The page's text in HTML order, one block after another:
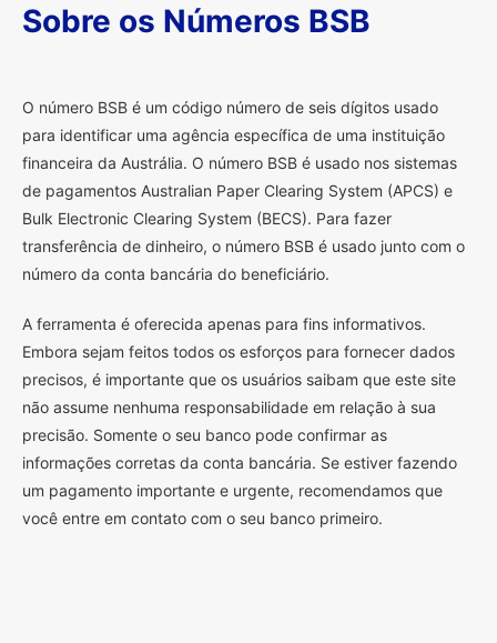
Sobre os Números BSB
O número BSB é um código número de seis dígitos usado
para identificar uma agência específica de uma instituição
financeira da Austrália. O número BSB é usado nos sistemas
de pagamentos Australian Paper Clearing System (APCS) e
Bulk Electronic Clearing System (BECS). Para fazer
transferência de dinheiro, o número BSB é usado junto com o
número da conta bancária do beneficiário.
A ferramenta é oferecida apenas para fins informativos.
Embora sejam feitos todos os esforços para fornecer dados
precisos, é importante que os usuários saibam que este site
não assume nenhuma responsabilidade em relação à sua
precisão. Somente o seu banco pode confirmar as
informações corretas da conta bancária. Se estiver fazendo
um pagamento importante e urgente, recomendamos que
você entre em contato com o seu banco primeiro.